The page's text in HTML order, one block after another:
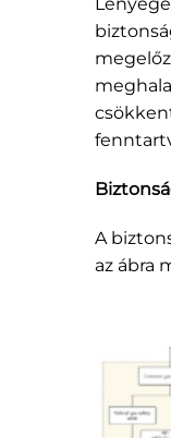
A
az ábra